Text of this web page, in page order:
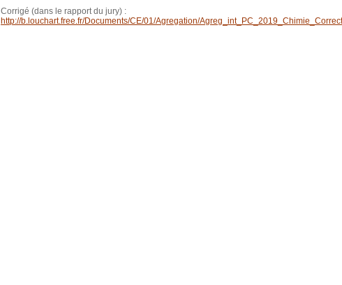
Corrigé (dans le rapport du jury) :
http://b.louchart.free.fr/Documents/CE/01/Agregation/